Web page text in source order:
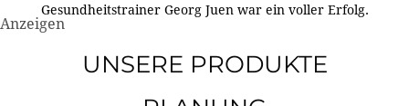
Gesundheitstrainer Georg Juen war ein voller Erfolg.
Anzeigen
UNSERE PRODUKTE